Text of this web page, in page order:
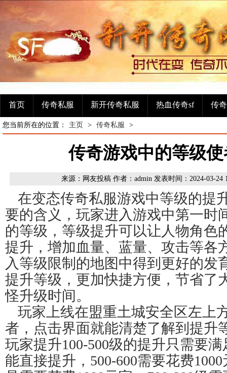
首页 传奇私服 新开传奇私服 热血传奇sf 传
您当前所在的位置： 主页 > 传奇私服 >
传奇游戏中的等级
来源：网友投稿 作者：admin 发表时间：2024-03-24
在变态传奇私服游戏中等级的提
要的含义，玩家进入游戏中第一时
的等级，等级提升可以让人物角色
提升，增加血量、蓝量、攻击等各
入等级限制的地图中得到更好的发
提升等级，更加快捷方便，节省了
怪升级时间。
玩家上线在盟重土城安全区左上
者，点击界面就能清楚了解到提升
玩家提升100-500级的提升只需要
能直接提升，500-600需要花费